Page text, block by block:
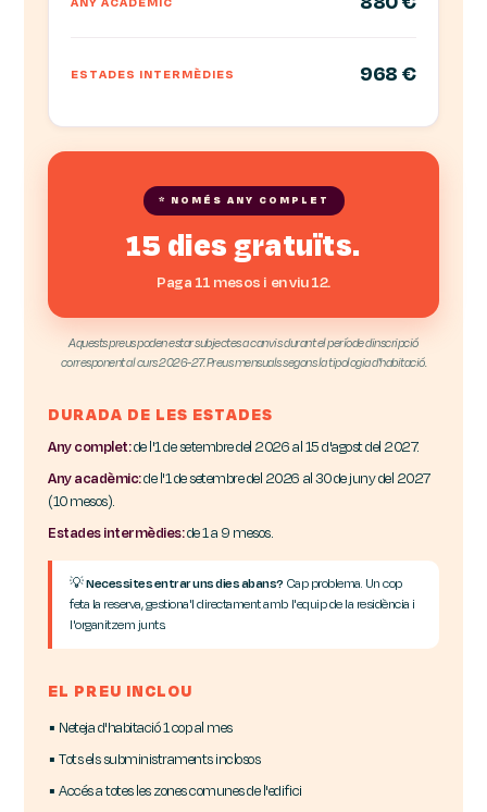
ESTADES INTERMÈDIES 968 €
* NOMÉS ANY COMPLET
15 dies gratuïts.
Paga 11 mesos i en viu 12.
Aquests preus poden estar subjectes a canvis durant el període dinscripció
corresponent al curs 2026-27. Preus mensuals segons la tipologia d'habitació.
DURADA DE LES ESTADES
Any complet:de l'1 de setembre del 2026 al 15 d'agost del 2027.
Any acadèmic:de l'1 de setembre del 2026 al 30 de juny del 2027
(10 mesos).
Estades intermèdies:de 1 a 9 mesos.
💡Necessites entrar uns dies abans? Cap problema. Un cop
feta la reserva, gestiona'l directament amb l'equip de la residència i
l'organitzem junts.
EL PREU INCLOU
▪ Neteja d'habitació 1 cop al mes
▪ Tots els subministraments inclosos
▪ Accés a totes les zones comunes de l'edifici